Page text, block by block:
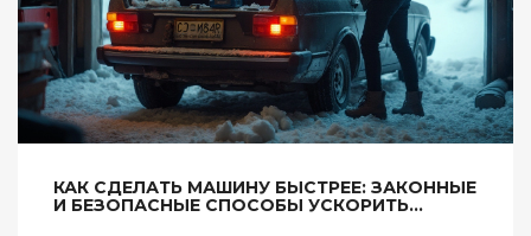
КАК СДЕЛАТЬ МАШИНУ БЫСТРЕЕ: ЗАКОННЫЕ
И БЕЗОПАСНЫЕ СПОСОБЫ УСКОРИТЬ